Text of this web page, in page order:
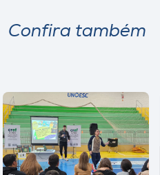
Confira também